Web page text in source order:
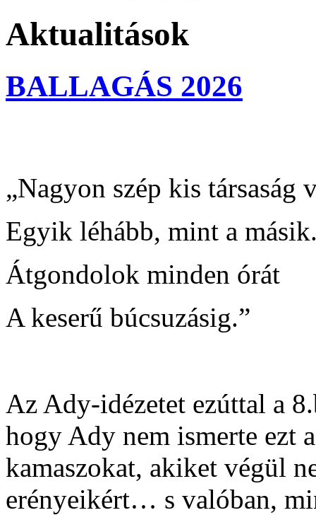
Aktualitások
BALLAGÁS 2026
„Nagyon szép kis társaság
Egyik léhább, mint a
Átgondolok minden órát
A keserű búcsuzásig.”
Az Ady-idézetet ezúttal a
hogy Ady nem ismerte ezt
kamaszokat, akiket végül
erényeikért… s valóban,